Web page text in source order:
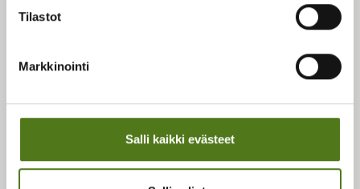
Tilastot
Markkinointi
Salli kaikki evästeet
Tietoa Epilepsialiitosta
Liiton verkkokauppa
Sosiaaliset mediat
Liiton Facebook